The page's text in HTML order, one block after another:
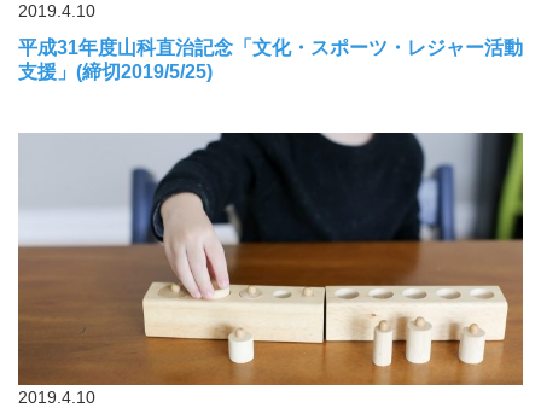
2019.4.10
平成31年度山科直治記念「文化・スポーツ・レジャー活動
支援」(締切2019/5/25)
2019.4.10